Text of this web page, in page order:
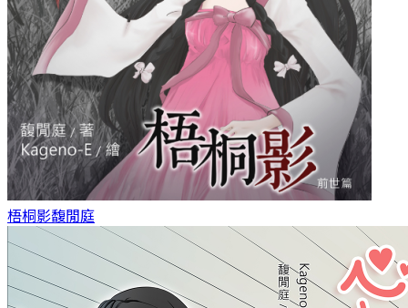
梧桐影馥閒庭